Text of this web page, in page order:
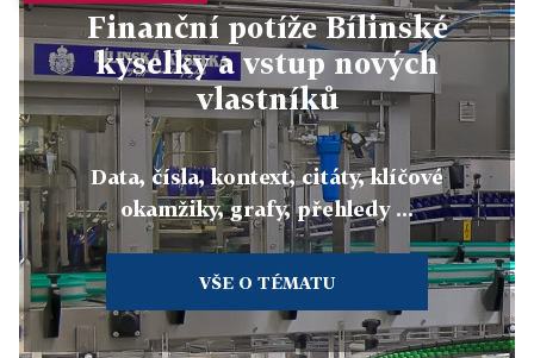
Finanční potíže Bílinské
kyselky a vstup nových
vlastníků
Data, čísla, kontext, citáty, klíčové
okamžiky, grafy, přehledy ...
VŠE O TÉMATU